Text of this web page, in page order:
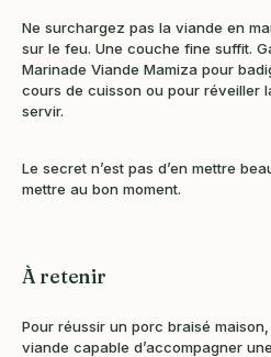
Ne surchargez pas la viande en
sur le feu. Une couche fine suffit.
Marinade Viande Mamiza pour
cours de cuisson ou pour réveiller
servir.
Le secret n’est pas d’en mettre
mettre au bon moment.
À retenir
Pour réussir un porc braisé
viande capable d’accompagner